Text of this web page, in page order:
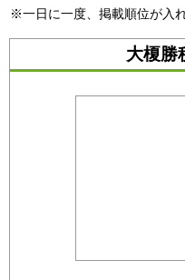
※一日に一度、掲載順位が入
大榎勝